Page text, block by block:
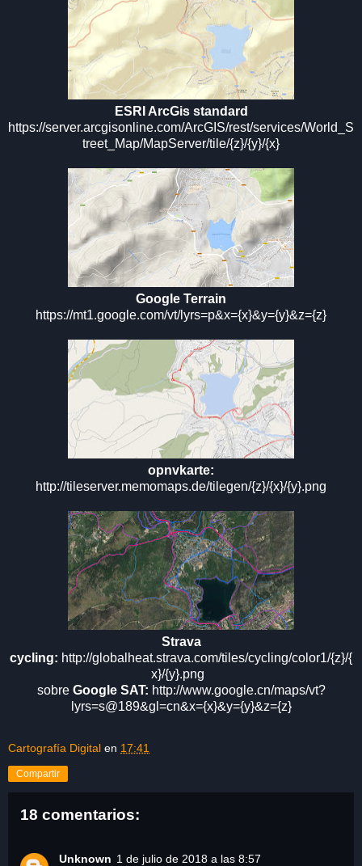
ESRI ArcGis standard
https://server.arcgisonline.com/ArcGIS/rest/services/World_S
treet_Map/MapServer/tile/{z}/{y}/{x}
Google Terrain
https://mt1.google.com/vt/lyrs=p&x={x}&y={y}&z={z}
opnvkarte:
http://tileserver.memomaps.de/tilegen/{z}/{x}/{y}.png
Strava
cycling: http://globalheat.strava.com/tiles/cycling/color1/{z}/{
x}/{y}.png
sobre Google SAT: http://www.google.cn/maps/vt?
lyrs=s@189&gl=cn&x={x}&y={y}&z={z}
Cartografía Digital en 17:41
Compartir
18 comentarios:
Unknown 1 de julio de 2018 a las 8:57